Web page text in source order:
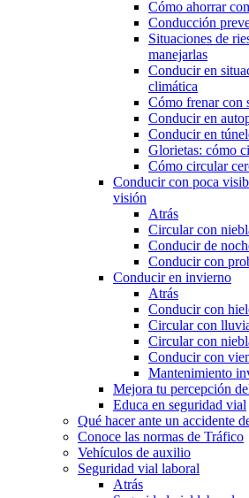
Cómo ahorrar
Conducción
Situaciones de
manejarlas
Conducir en
climática
Cómo frenar con
Conducir en
Conducir en
Glorietas: cómo
Cómo circular
Conducir con poca
visión
Atrás
Circular con
Conducir de
Conducir con
Conducir en invierno
Atrás
Conducir con
Circular con
Circular con
Conducir con
Mantenimiento
Mejora tu percepción
Educa en seguridad vial
Qué hacer ante un accidente
Conoce las normas de Tráfico
Vehículos de auxilio
Seguridad vial laboral
Atrás